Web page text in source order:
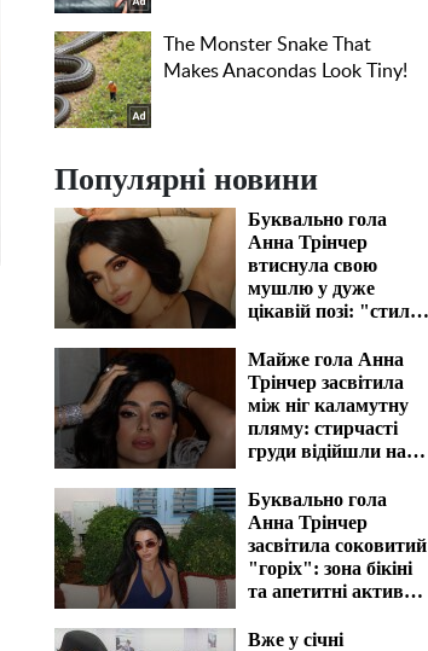
Популярні новини
Буквально гола
Анна Трінчер
втиснула свою
мушлю у дуже
цікавій позі: "стиль
Майже гола Анна
Трінчер засвітила
між ніг каламутну
пляму: стирчасті
груди відійшли на
Буквально гола
Анна Трінчер
засвітила соковитий
"горіх": зона бікіні
та апетитні активи
Вже у січні